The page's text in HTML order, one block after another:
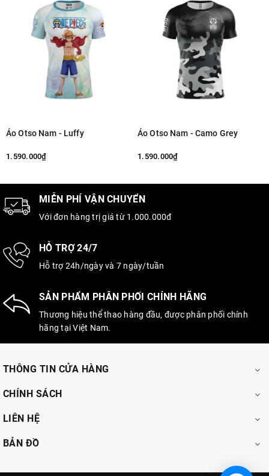
Áo Otso Nam - Luffy
1.590.000₫
Áo Otso Nam - Camo Grey
1.590.000₫
MIỄN PHÍ VẬN CHUYỂN
Với đơn hàng trị giá từ 1.000.000đ
HỖ TRỢ 24/7
Hỗ trợ 24h/ngày và 7 ngày/tuần
SẢN PHẨM PHÂN PHỐI CHÍNH HÃNG
Thương hiệu thể thao hàng đầu, được phân phối chính
hãng tại Việt Nam.
THÔNG TIN CỬA HÀNG
CHÍNH SÁCH
LIÊN HỆ
BẢN ĐỒ